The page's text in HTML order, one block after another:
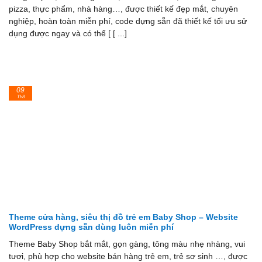
pizza, thực phẩm, nhà hàng…, được thiết kế đẹp mắt, chuyên
nghiệp, hoàn toàn miễn phí, code dựng sẵn đã thiết kế tối ưu sử
dụng được ngay và có thể [ [ ...]
Theme cửa hàng, siêu thị đồ trẻ em Baby Shop – Website
WordPress dựng sẵn dùng luôn miễn phí
Theme Baby Shop bắt mắt, gọn gàng, tông màu nhẹ nhàng, vui
tươi, phù hợp cho website bán hàng trẻ em, trẻ sơ sinh …, được
09
Th8